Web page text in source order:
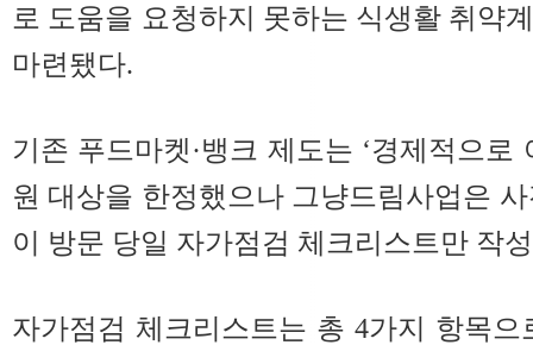
로 도움을 요청하지 못하는 식생활 취약
마련됐다.
기존 푸드마켓·뱅크 제도는 ‘경제적으로
원 대상을 한정했으나 그냥드림사업은
이 방문 당일 자가점검 체크리스트만 작
자가점검 체크리스트는 총 4가지 항목